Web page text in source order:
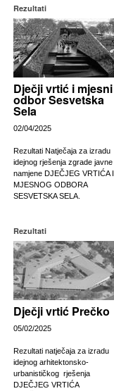
Rezultati
Dječji vrtić i mjesni
odbor Sesvetska
Sela
02/04/2025
Rezultati Natječaja za izradu
idejnog rješenja zgrade javne
namjene DJEČJEG VRTIĆA I
MJESNOG ODBORA
SESVETSKA SELA.
Rezultati
Dječji vrtić Prečko
05/02/2025
Rezultati natječaja za izradu
idejnog arhitektonsko-
urbanističkog rješenja
DJEČJEG VRTIĆA